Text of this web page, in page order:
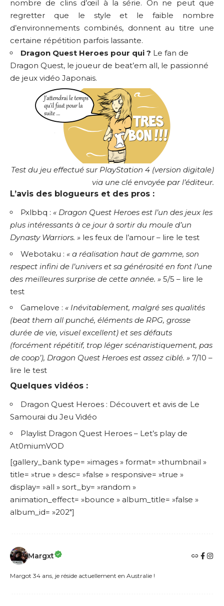
nombre de clins d’œil à la série. On ne peut que
regretter que le style et le faible nombre
d’environnements combinés, donnent au titre une
certaine répétition parfois lassante.
Dragon Quest Heroes pour qui ? Le fan de
Dragon Quest, le joueur de beat’em all, le passionné
de jeux vidéo Japonais.
Test du jeu effectué sur PlayStation 4 (version digitale)
via une clé envoyée par l’éditeur.
L’avis des blogueurs et des pros :
Pxlbbq : « Dragon Quest Heroes est l’un des jeux les
plus intéressants à ce jour à sortir du moule d’un
Dynasty Warriors. » les feux de l’amour – lire le test
Webotaku : « a réalisation haut de gamme, son
respect infini de l’univers et sa générosité en font l’une
des meilleures surprise de cette année. » 5/5 – lire le
test
Gamelove : « Inévitablement, malgré ses qualités
(beat them all punché, éléments de RPG, grosse
durée de vie, visuel excellent) et ses défauts
(forcément répétitif, trop léger scénaristiquement, pas
de coop’), Dragon Quest Heroes est assez ciblé. » 7/10 –
lire le test
Quelques vidéos :
Dragon Quest Heroes : Découvert et avis de Le
Samourai du Jeu Vidéo
Playlist Dragon Quest Heroes – Let’s play de
At0miumVOD
[gallery_bank type= »images » format= »thumbnail »
title= »true » desc= »false » responsive= »true »
display= »all » sort_by= »random »
animation_effect= »bounce » album_title= »false »
album_id= »202″]
Margxt
Margot 34 ans, je réside actuellement en Australie !